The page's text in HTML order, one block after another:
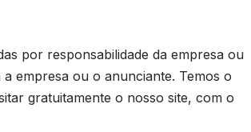
por responsabilidade da empresa ou
empresa ou o anunciante. Temos o
gratuitamente o nosso site, com o